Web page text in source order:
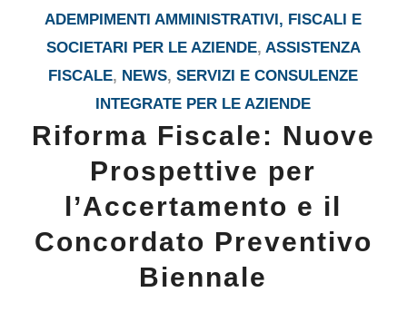
ADEMPIMENTI AMMINISTRATIVI, FISCALI E
SOCIETARI PER LE AZIENDE, ASSISTENZA
FISCALE, NEWS,SERVIZI E CONSULENZE
INTEGRATE PER LE AZIENDE
Riforma Fiscale: Nuove
Prospettive per
l’Accertamento e il
Concordato Preventivo
Biennale